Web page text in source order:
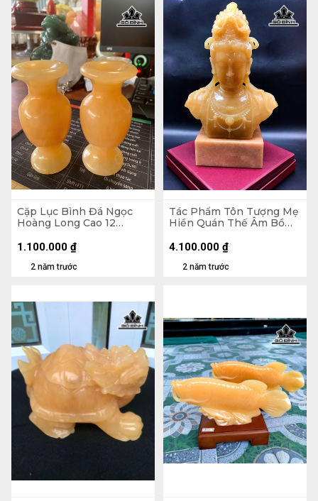
Cặp Lục Bình Đá Ngọc
Hoàng Long Cao 12
2 năm trước
1.100.000 ₫
Tác Phẩm Tôn Tượng Mẹ
Hiền Quán Thế Âm Bồ
Cao 29 Ngang 18 Sâu 8,5
Riêng Đá Cao 24 Ngang
18 Sâu 9(cm) 2,68kg
2 năm trước
4.100.000 ₫